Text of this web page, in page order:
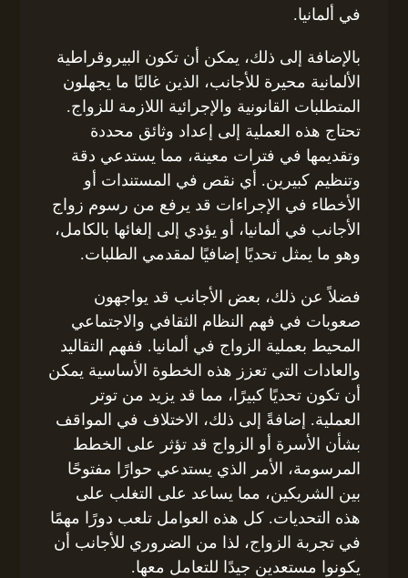
في ألمانيا.
بالإضافة إلى ذلك، يمكن أن تكون البيروقراطية
الألمانية محيرة للأجانب، الذين غالبًا ما يجهلون
المتطلبات القانونية والإجرائية اللازمة للزواج.
تحتاج هذه العملية إلى إعداد وثائق محددة
وتقديمها في فترات معينة، مما يستدعي دقة
وتنظيم كبيرين. أي نقص في المستندات أو
الأخطاء في الإجراءات قد يرفع من رسوم زواج
الأجانب في ألمانيا، أو يؤدي إلى إلغائها بالكامل،
وهو ما يمثل تحديًا إضافيًا لمقدمي الطلبات.
فضلاً عن ذلك، بعض الأجانب قد يواجهون
صعوبات في فهم النظام الثقافي والاجتماعي
المحيط بعملية الزواج في ألمانيا. ففهم التقاليد
والعادات التي تعزز هذه الخطوة الأساسية يمكن
أن تكون تحديًا كبيرًا، مما قد يزيد من توتر
العملية. إضافةً إلى ذلك، الاختلاف في المواقف
بشأن الأسرة أو الزواج قد تؤثر على الخطط
المرسومة، الأمر الذي يستدعي حوارًا مفتوحًا
بين الشريكين، مما يساعد على التغلب على
هذه التحديات. كل هذه العوامل تلعب دورًا مهمًا
في تجربة الزواج، لذا من الضروري للأجانب أن
يكونوا مستعدين جيدًا للتعامل معها.